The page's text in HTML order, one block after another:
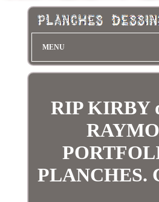
MENU
RIP KIRBY
PLANCHES.